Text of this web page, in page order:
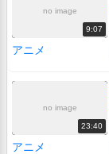
no image
9:07
アニメ
no image
23:40
アニメ